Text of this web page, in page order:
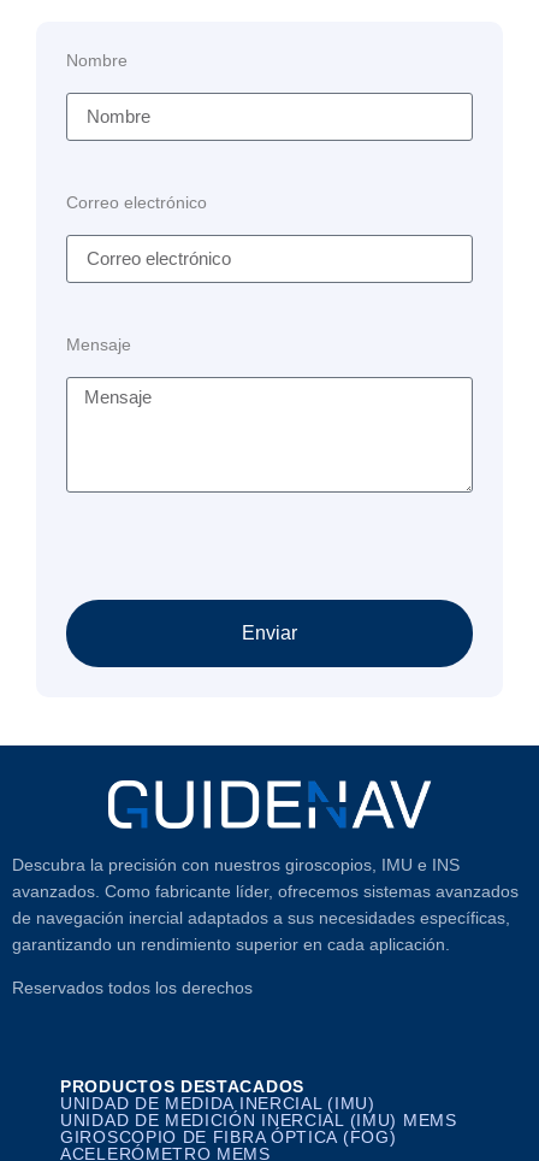
Nombre
Correo electrónico
Mensaje
Enviar
Descubra la precisión con nuestros giroscopios, IMU e INS
avanzados. Como fabricante líder, ofrecemos sistemas avanzados
de navegación inercial adaptados a sus necesidades específicas,
garantizando un rendimiento superior en cada aplicación.
Reservados todos los derechos
PRODUCTOS DESTACADOS
UNIDAD DE MEDIDA INERCIAL (IMU)
UNIDAD DE MEDICIÓN INERCIAL (IMU) MEMS
GIROSCOPIO DE FIBRA ÓPTICA (FOG)
ACELERÓMETRO MEMS